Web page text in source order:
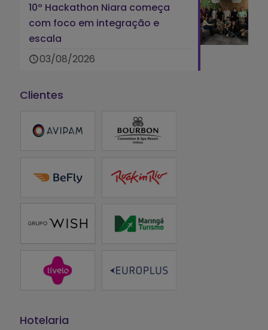
10º Hackathon Niara começa
com foco em integração e
escala
03/08/2026
Clientes
Hotelaria